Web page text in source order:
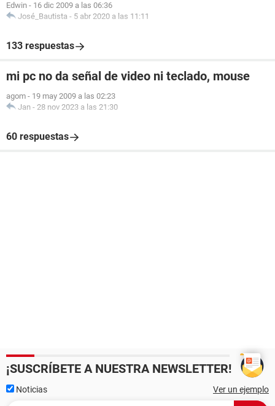
Edwin - 16 dic 2009 a las 06:36
José_Bautista - 5 abr 2020 a las 11:11
133 respuestas
mi pc no da señal de video ni teclado, mouse
agom - 19 may 2009 a las 02:23
Jan - 28 nov 2023 a las 21:30
60 respuestas
¡SUSCRÍBETE A NUESTRA NEWSLETTER!
Noticias Ver un ejemplo